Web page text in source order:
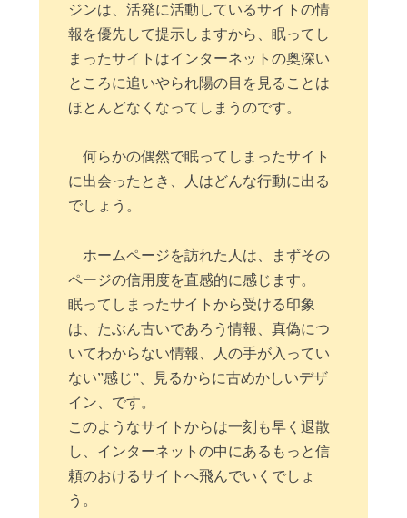
ジンは、活発に活動しているサイトの情
報を優先して提示しますから、眠ってし
まったサイトはインターネットの奥深い
ところに追いやられ陽の目を見ることは
ほとんどなくなってしまうのです。
何らかの偶然で眠ってしまったサイト
に出会ったとき、人はどんな行動に出る
でしょう。
ホームページを訪れた人は、まずその
ページの信用度を直感的に感じます。
眠ってしまったサイトから受ける印象
は、たぶん古いであろう情報、真偽につ
いてわからない情報、人の手が入ってい
ない”感じ”、見るからに古めかしいデザ
イン、です。
このようなサイトからは一刻も早く退散
し、インターネットの中にあるもっと信
頼のおけるサイトへ飛んでいくでしょ
う。